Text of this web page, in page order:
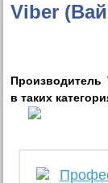
Viber
Производитель
в таких